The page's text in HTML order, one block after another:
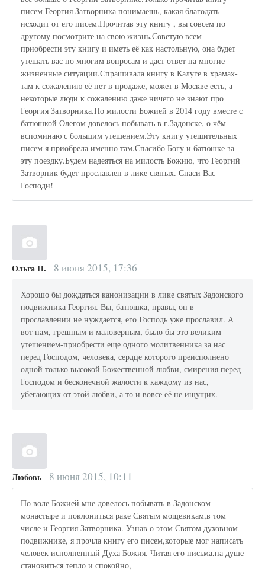
писем Георгия Затворника понимаешь, какая благодать
исходит от его писем.Прочитав эту книгу , вы совсем по
другому посмотрите на свою жизнь.Советую всем
приобрести эту книгу и иметь её как настольную, она будет
утешать вас по многим вопросам и даст ответ на многие
жизненные ситуации.Спрашивала книгу в Калуге в храмах-
там к сожалению её нет в продаже, может в Москве есть, а
некоторые люди к сожалению даже ничего не знают про
Георгия Затворника.По милости Божией в 2014 году вместе с
батюшкой Олегом довелось побывать в г.Задонске, о чём
вспоминаю с большим утешением.Эту книгу утешительных
писем я приобрела именно там.Спасибо Богу и батюшке за
эту поездку.Будем надеяться на милость Божию, что Георгий
Затворник будет прославлен в лике святых. Спаси Вас
Господи!
Ольга П. 8 июня 2015, 17:36
Хорошо бы дождаться канонизации в лике святых Задонского
подвижника Георгия. Вы, батюшка, правы, он в
прославлении не нуждается, его Господь уже прославил. А
вот нам, грешным и маловерным, было бы это великим
утешением-приобрести еще одного молитвенника за нас
перед Господом, человека, сердце которого преисполнено
одной только высокой Божественной любви, смирения перед
Господом и бесконечной жалости к каждому из нас,
убегающих от этой любви, а то и вовсе её не ищущих.
Любовь 8 июня 2015, 10:11
По воле Божией мне довелось побывать в Задонском
монастыре и поклониться раке Святым мощевикам,в том
числе и Георгия Затворника. Узнав о этом Святом духовном
подвижнике, я прочла книгу его писем,которые мог написать
человек исполненный Духа Божия. Читая его письма,на душе
становиться тепло и спокойно,